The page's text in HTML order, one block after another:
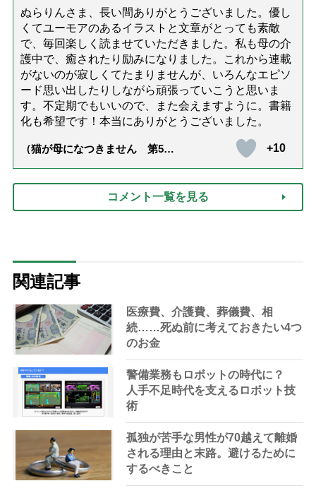
ぬらりんさま、長い間ありがとうございました。優し
くてユーモアのあるイラストと文章がとっても素敵
で、毎回楽しく読ませていただきました。私も母の介
護中で、癒されたり励みになりました。これから連載
がないのが寂しくてたまりませんが、いろんなエピソ
ード思い出したりしながら頑張っていこうと思いま
す。不定期でもいいので、また会えますように。書籍
化も希望です！本当にありがとうございました。
（猫が母になつきません 第500
+10
コメント一覧を見る
関連記事
医療費、介護費、葬儀費、相
続……死ぬ前に考えておきたい4つ
のお金
警備業務もロボットの時代に？
人手不足時代を支えるロボット技
術
孤独が苦手な男性が70越えて離婚
される理由と末路。避けるために
するべきこと